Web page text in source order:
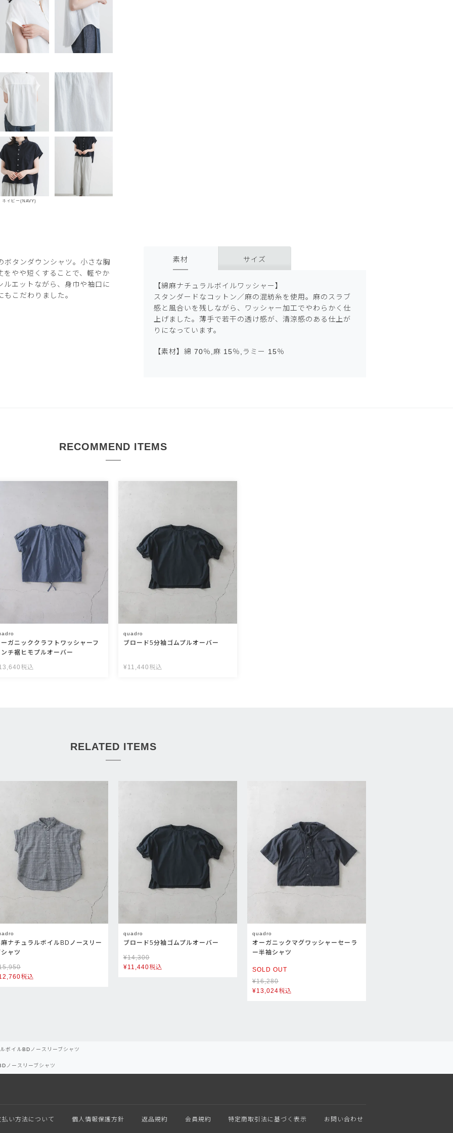
ネイビー(NAVY)
ボタンダウンシャツ。小さな胸
やや短くすることで、軽やか
エットながら、身巾や袖口に
こだわりました。
素材 サイズ
【綿麻ナチュラルボイルワッシャー】
スタンダードなコットン／麻の混紡糸を使用。麻のスラブ
感と風合いを残しながら、ワッシャー加工でやわらかく仕
上げました。薄手で若干の透け感が、清涼感のある仕上が
りになっています。
【素材】綿 70％,麻 15％,ラミー 15％
RECOMMEND ITEMS
ガニッククラフトワッシャーフ
チ裾ヒモプルオーバー
税込
quadro
ブロード5分袖ゴムプルオーバー
¥11,440 税込
RELATED ITEMS
ナチュラルボイルBDノースリー
ャツ
税込
quadro
ブロード5分袖ゴムプルオーバー
¥14,300
¥11,440税込
quadro
オーガニックマグワッシャーセーラ
ー半袖シャツ
SOLD OUT
¥16,280
¥13,024税込
ボイルBDノースリーブシャツ
ノースリーブシャツ
払い方法について 個人情報保護方針 返品規約 会員規約 特定商取引法に基づく表示 お問い合わせ